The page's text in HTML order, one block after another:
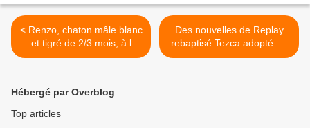
< Renzo, chaton mâle blanc
et tigré de 2/3 mois, à l
'adoption -< adopté
Des nouvelles de Replay
rebaptisé Tezca adopté en
janvier 2020 ! >
Hébergé par Overblog
Top articles